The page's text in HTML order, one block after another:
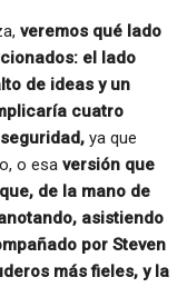
veremos qué lado
el lado
de ideas y un
cuatro
ya que
o esa versión que
de la mano de
asistiendo
por Steven
más fieles, y la